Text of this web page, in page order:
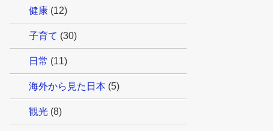
健康 (12)
子育て (30)
日常 (11)
海外から見た日本 (5)
観光 (8)